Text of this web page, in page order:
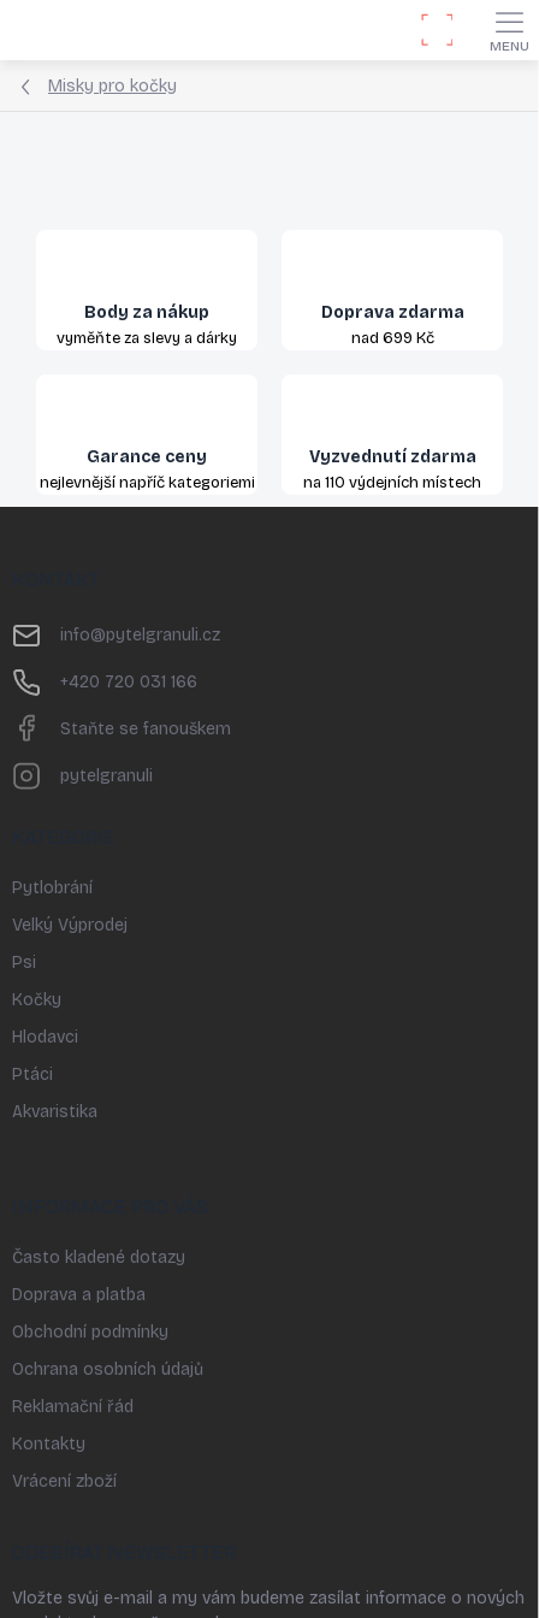
obsah
Hledat
Misky pro kočky
Body za nákup
vyměňte za slevy a dárky
Doprava zdarma
nad 699 Kč
Garance ceny
nejlevnější napříč kategoriemi
Vyzvednutí zdarma
na 110 výdejních místech
info@pytelgranuli.cz
+420 720 031 166
Staňte se fanouškem
pytelgranuli
Pytlobrání
Velký Výprodej
Psi
Kočky
Hlodavci
Ptáci
Akvaristika
Často kladené dotazy
Doprava a platba
Obchodní podmínky
Ochrana osobních údajů
Reklamační řád
Kontakty
Vrácení zboží
Vložte svůj e-mail a my vám budeme zasílat informace o nových